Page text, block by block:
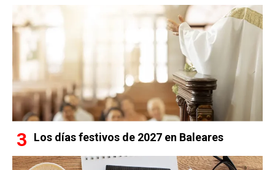
Los días festivos de 2027 en Baleares